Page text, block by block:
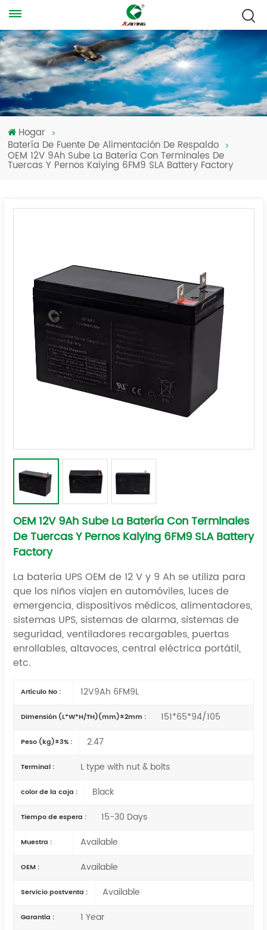
Hogar
Batería De Fuente De Alimentación De Respaldo
OEM 12V 9Ah Sube La Batería Con Terminales De
Tuercas Y Pernos Kaiying 6FM9 SLA Battery Factory
OEM 12V 9Ah Sube La Batería Con Terminales
De Tuercas Y Pernos Kaiying 6FM9 SLA Battery
Factory
La batería UPS OEM de 12 V y 9 Ah se utiliza para
que los niños viajen en automóviles, luces de
emergencia, dispositivos médicos, alimentadores,
sistemas UPS, sistemas de alarma, sistemas de
seguridad, ventiladores recargables, puertas
enrollables, altavoces,central eléctrica portátil,
etc.
Artículo No : 12V9Ah 6FM9L
Dimensión (L*W*H/TH)(mm)±2mm : 151*65*94/105
Peso (kg)±3% : 2.47
Terminal : L type with nut & bolts
color de la caja : Black
Tiempo de espera : 15-30 Days
Muestra : Available
OEM : Available
Servicio postventa : Available
Garantía : 1 Year